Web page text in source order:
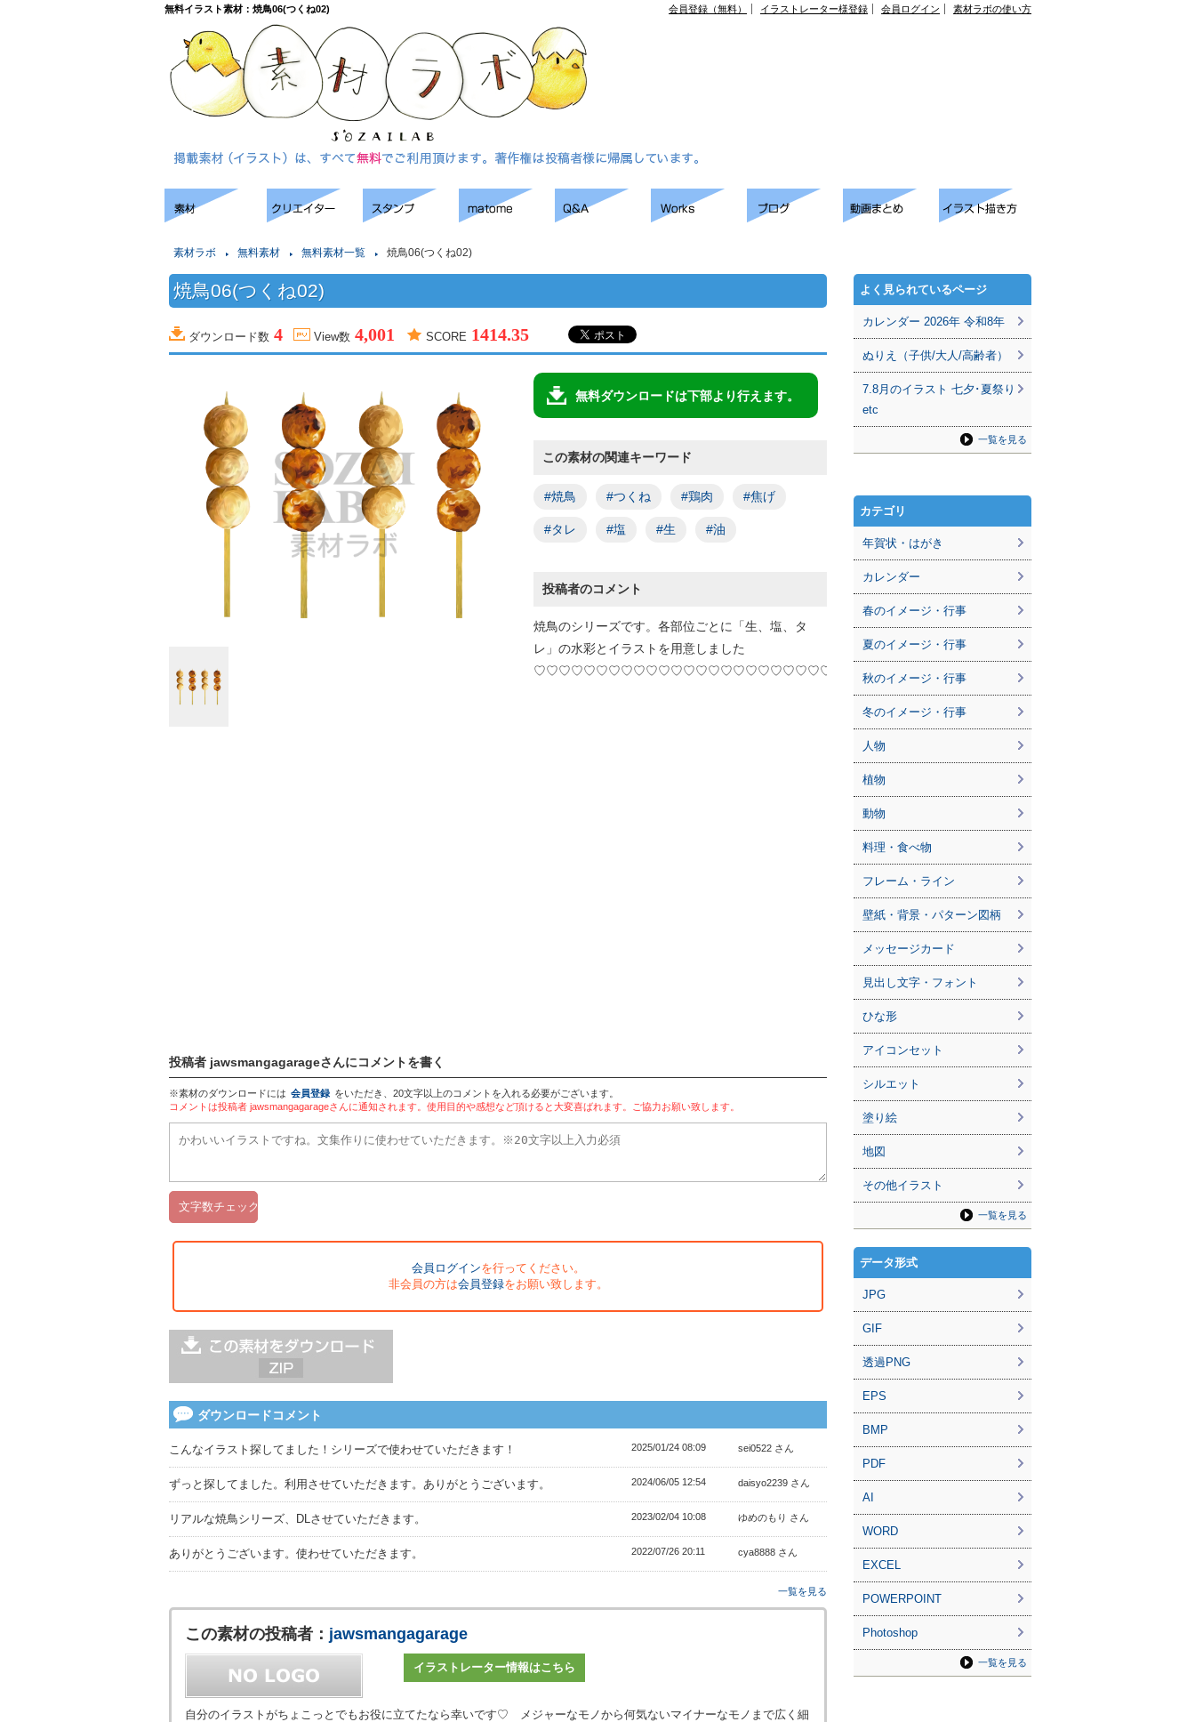
無料イラスト素材：焼鳥06(つくね02) 会員登録（無料） イラストレーター様登録 会員ログイン 素材ラボの使い方
素材ラボ 無料素材 無料素材一覧 焼鳥06(つくね02)
焼鳥06(つくね02)
ダウンロード数 4 View数 4,001 SCORE 1414.35
無料ダウンロードは下部より行えます。
この素材の関連キーワード
#焼鳥 #つくね #鶏肉 #焦げ
#タレ #塩 #生 #油
投稿者のコメント
焼鳥のシリーズです。各部位ごとに「生、塩、タ
レ」の水彩とイラストを用意しました
投稿者 jawsmangagarageさんにコメントを書く
※素材のダウンロードには 会員登録 をいただき、20文字以上のコメントを入れる必要がございます。
コメントは投稿者 jawsmangagarageさんに通知されます。使用目的や感想など頂けると大変喜ばれます。ご協力お願い致します。
会員ログインを行ってください。
非会員の方は会員登録をお願い致します。
ダウンロードコメント
こんなイラスト探してました！シリーズで使わせていただきます！ 2025/01/24 08:09 sei0522 さん
ずっと探してました。利用させていただきます。ありがとうございます。 2024/06/05 12:54 daisyo2239 さん
リアルな焼鳥シリーズ、DLさせていただきます。 2023/02/04 10:08 ゆめのもり さん
ありがとうございます。使わせていただきます。 2022/07/26 20:11 cya8888 さん
一覧を見る
この素材の投稿者： jawsmangagarage
イラストレーター情報はこちら
自分のイラストがちょこっとでもお役に立てたなら幸いです♡ メジャーなモノから何気ないマイナーなモノまで広く細
よく見られているページ
カレンダー 2026年 令和8年
ぬりえ（子供/大人/高齢者）
7.8月のイラスト 七夕･夏祭り
etc
一覧を見る
カテゴリ
年賀状・はがき
カレンダー
春のイメージ・行事
夏のイメージ・行事
秋のイメージ・行事
冬のイメージ・行事
人物
植物
動物
料理・食べ物
フレーム・ライン
壁紙・背景・パターン図柄
メッセージカード
見出し文字・フォント
ひな形
アイコンセット
シルエット
塗り絵
地図
その他イラスト
一覧を見る
データ形式
JPG
GIF
透過PNG
EPS
BMP
PDF
AI
WORD
EXCEL
POWERPOINT
Photoshop
一覧を見る